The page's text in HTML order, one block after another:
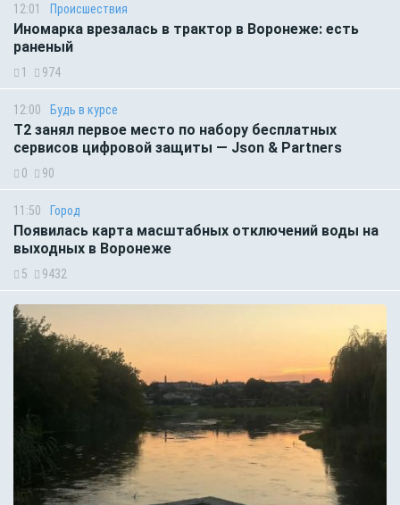
12:01 Происшествия
Иномарка врезалась в трактор в Воронеже: есть
раненый
1 974
12:00 Будь в курсе
Т2 занял первое место по набору бесплатных
сервисов цифровой защиты — Json & Partners
0 90
11:50 Город
Появилась карта масштабных отключений воды на
выходных в Воронеже
5 9432